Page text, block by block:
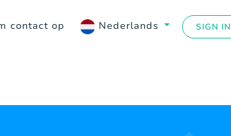
contact op Nederlands SIGN IN